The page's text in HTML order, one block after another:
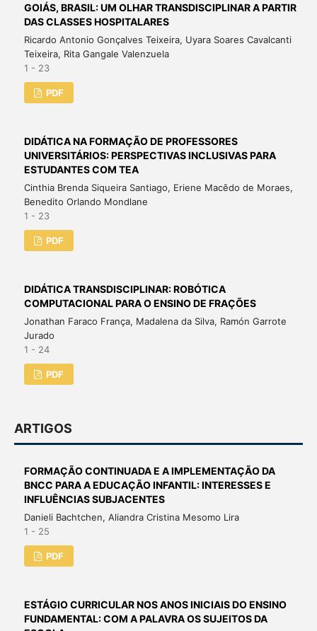
GOIÁS, BRASIL: UM OLHAR TRANSDISCIPLINAR A PARTIR
DAS CLASSES HOSPITALARES
Ricardo Antonio Gonçalves Teixeira, Uyara Soares Cavalcanti
Teixeira, Rita Gangale Valenzuela
1 - 23
PDF
DIDÁTICA NA FORMAÇÃO DE PROFESSORES
UNIVERSITÁRIOS: PERSPECTIVAS INCLUSIVAS PARA
ESTUDANTES COM TEA
Cinthia Brenda Siqueira Santiago, Eriene Macêdo de Moraes,
Benedito Orlando Mondlane
1 - 23
PDF
DIDÁTICA TRANSDISCIPLINAR: ROBÓTICA
COMPUTACIONAL PARA O ENSINO DE FRAÇÕES
Jonathan Faraco França, Madalena da Silva, Ramón Garrote
Jurado
1 - 24
PDF
ARTIGOS
FORMAÇÃO CONTINUADA E A IMPLEMENTAÇÃO DA
BNCC PARA A EDUCAÇÃO INFANTIL: INTERESSES E
INFLUÊNCIAS SUBJACENTES
Danieli Bachtchen, Aliandra Cristina Mesomo Lira
1 - 25
PDF
ESTÁGIO CURRICULAR NOS ANOS INICIAIS DO ENSINO
FUNDAMENTAL: COM A PALAVRA OS SUJEITOS DA